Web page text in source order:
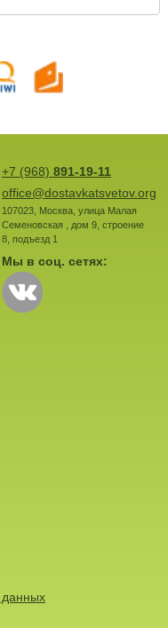
+7 (968) 891-19-11
office@dostavkatsvetov.org
107023, Москва, улица Малая
Семеновская , дом 9, строение
8, подъезд 1
Мы в соц. сетях:
данных